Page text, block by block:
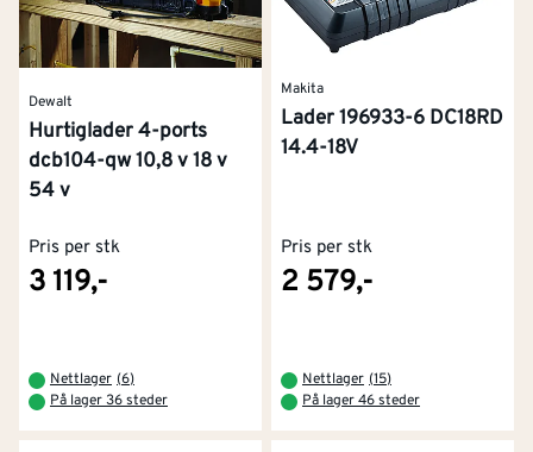
Dewalt
Hurtiglader 4-ports
dcb104-qw 10,8 v 18 v
54 v
Pris per stk
3 119,-
Nettlager (6)
På lager 36 steder
Makita
Lader 196933-6 DC18RD
14.4-18V
Pris per stk
2 579,-
Nettlager (15)
På lager 46 steder